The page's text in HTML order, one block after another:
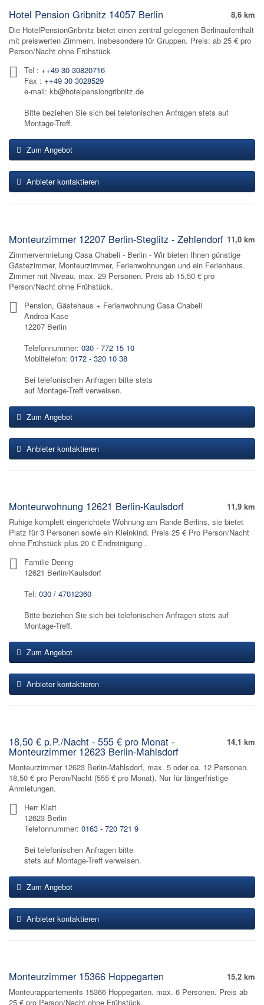
8,6 km
Hotel Pension Gribnitz 14057 Berlin
Die HotelPensionGribnitz bietet einen zentral gelegenen Berlinaufenthalt
mit preiswerten Zimmern, insbesondere für Gruppen. Preis: ab 25 € pro
Person/Nacht ohne Frühstück
Tel : ++49 30 30820716
Fax : ++49 30 3028529
e-mail: kb@hotelpensiongribnitz.de
Bitte beziehen Sie sich bei telefonischen Anfragen stets auf
Montage-Treff.
Zum Angebot
Anbieter kontaktieren
11,0 km
Monteurzimmer 12207 Berlin-Steglitz - Zehlendorf
Zimmervermietung Casa Chabeli - Berlin - Wir bieten Ihnen günstige
Gästezimmer, Monteurzimmer, Ferienwohnungen und ein Ferienhaus.
Zimmer mit Niveau. max. 29 Personen. Preis ab 15,50 € pro
Person/Nacht ohne Frühstück.
Pension, Gästehaus + Ferienwohnung Casa Chabeli
Andrea Kase
12207 Berlin
Telefonnummer: 030 - 772 15 10
Mobiltelefon: 0172 - 320 10 38
Bei telefonischen Anfragen bitte stets
auf Montage-Treff verweisen.
Zum Angebot
Anbieter kontaktieren
11,9 km
Monteurwohnung 12621 Berlin-Kaulsdorf
Ruhige komplett eingerichtete Wohnung am Rande Berlins, sie bietet
Platz für 3 Personen sowie ein Kleinkind. Preis 25 € Pro Person/Nacht
ohne Frühstück plus 20 € Endreinigung .
Familie Dering
12621 Berlin/Kaulsdorf
Tel: 030 / 47012360
Bitte beziehen Sie sich bei telefonischen Anfragen stets auf
Montage-Treff.
Zum Angebot
Anbieter kontaktieren
14,1 km
18,50 € p.P./Nacht - 555 € pro Monat -
Monteurzimmer 12623 Berlin-Mahlsdorf
Monteurzimmer 12623 Berlin-Mahlsdorf, max. 5 oder ca. 12 Personen.
18,50 € pro Peron/Nacht (555 € pro Monat). Nur für längerfristige
Anmietungen.
Herr Klatt
12623 Berlin
Telefonnummer: 0163 - 720 721 9
Bei telefonischen Anfragen bitte
stets auf Montage-Treff verweisen.
Zum Angebot
Anbieter kontaktieren
15,2 km
Monteurzimmer 15366 Hoppegarten
Monteurappartements 15366 Hoppegarten. max. 6 Personen. Preis ab
25 € pro Person/Nacht ohne Frühstück.